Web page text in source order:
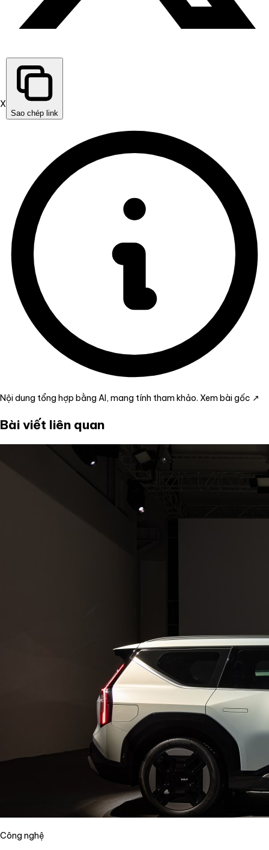
X
Sao chép link
Nội dung tổng hợp bằng AI, mang tính tham khảo. Xem bài gốc ↗
Bài viết liên quan
Công nghệ